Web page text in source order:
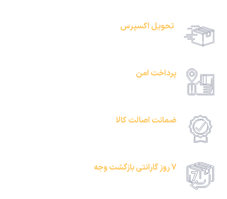
تحویل اکسپرس
پرداخت امن
ضمانت اصالت کالا
7 روز گارانتی بازگشت وجه